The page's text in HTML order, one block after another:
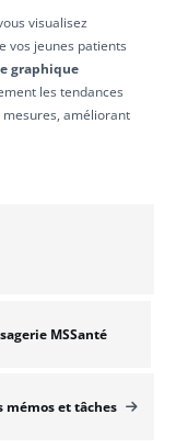
visualisez
vos jeunes patients
graphique
les tendances
mesures, améliorant
MSSanté
mémos et tâches